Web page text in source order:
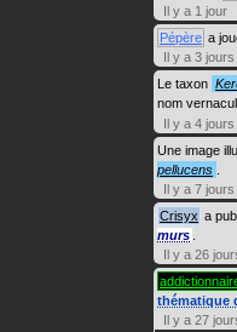
Il y a 1 jour
Pépère a
Il y a 3 jours
Le taxon
nom
Il y a 4 jours
Une image
pellucens
Il y a 7 jours
Crisyx a
murs
Il y a 26
thématique
Il y a 27